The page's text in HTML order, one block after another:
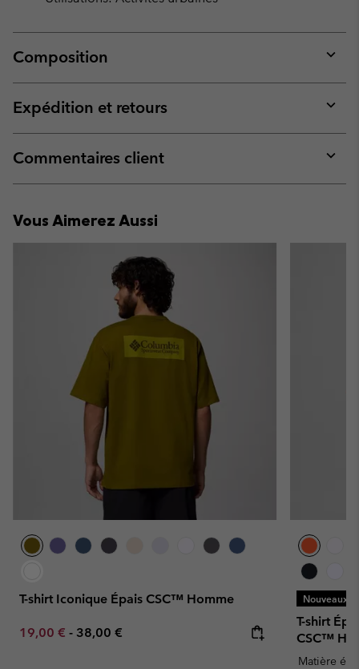
Composition
or
Expédition et retours
or
Commentaires client
or
Vous Aimerez Aussi
T-shirt Iconique Épais CSC™ Homme
Minimum sale price:
19,00 € - Maximum price:
38,00 €
Nouveaux
T-shirt
CSC™
Matière